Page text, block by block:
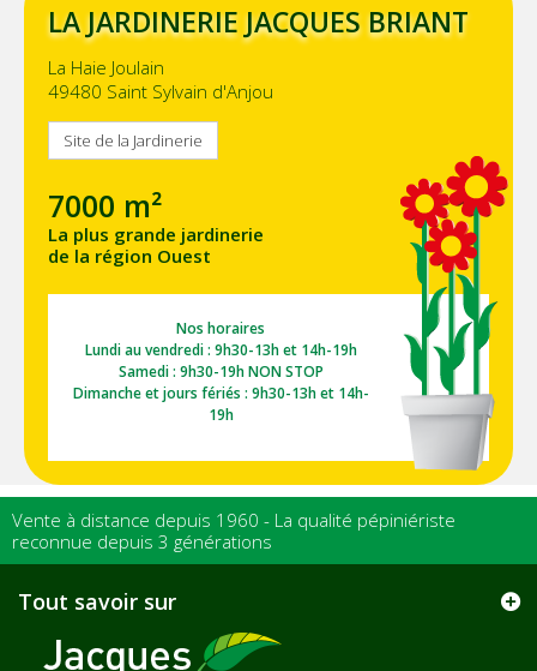
LA JARDINERIE JACQUES BRIANT
La Haie Joulain
49480 Saint Sylvain d'Anjou
Site de la Jardinerie
7000 m²
La plus grande jardinerie
de la région Ouest
Nos horaires
Lundi au vendredi : 9h30-13h et 14h-19h
Samedi : 9h30-19h NON STOP
Dimanche et jours fériés : 9h30-13h et 14h-
19h
Vente à distance depuis 1960 - La qualité pépiniériste
reconnue depuis 3 générations
Tout savoir sur